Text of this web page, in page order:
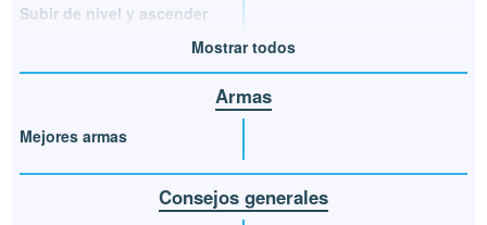
Subir de nivel y ascender
Mostrar todos
Armas
Mejores armas
Consejos generales